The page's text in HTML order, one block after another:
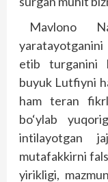
Mavlono
yaratayotganini
etib turganini
buyuk Lutfiyni
ham teran
bo‘ylab
intilayotgan
mutafakkirni
yirikligi,